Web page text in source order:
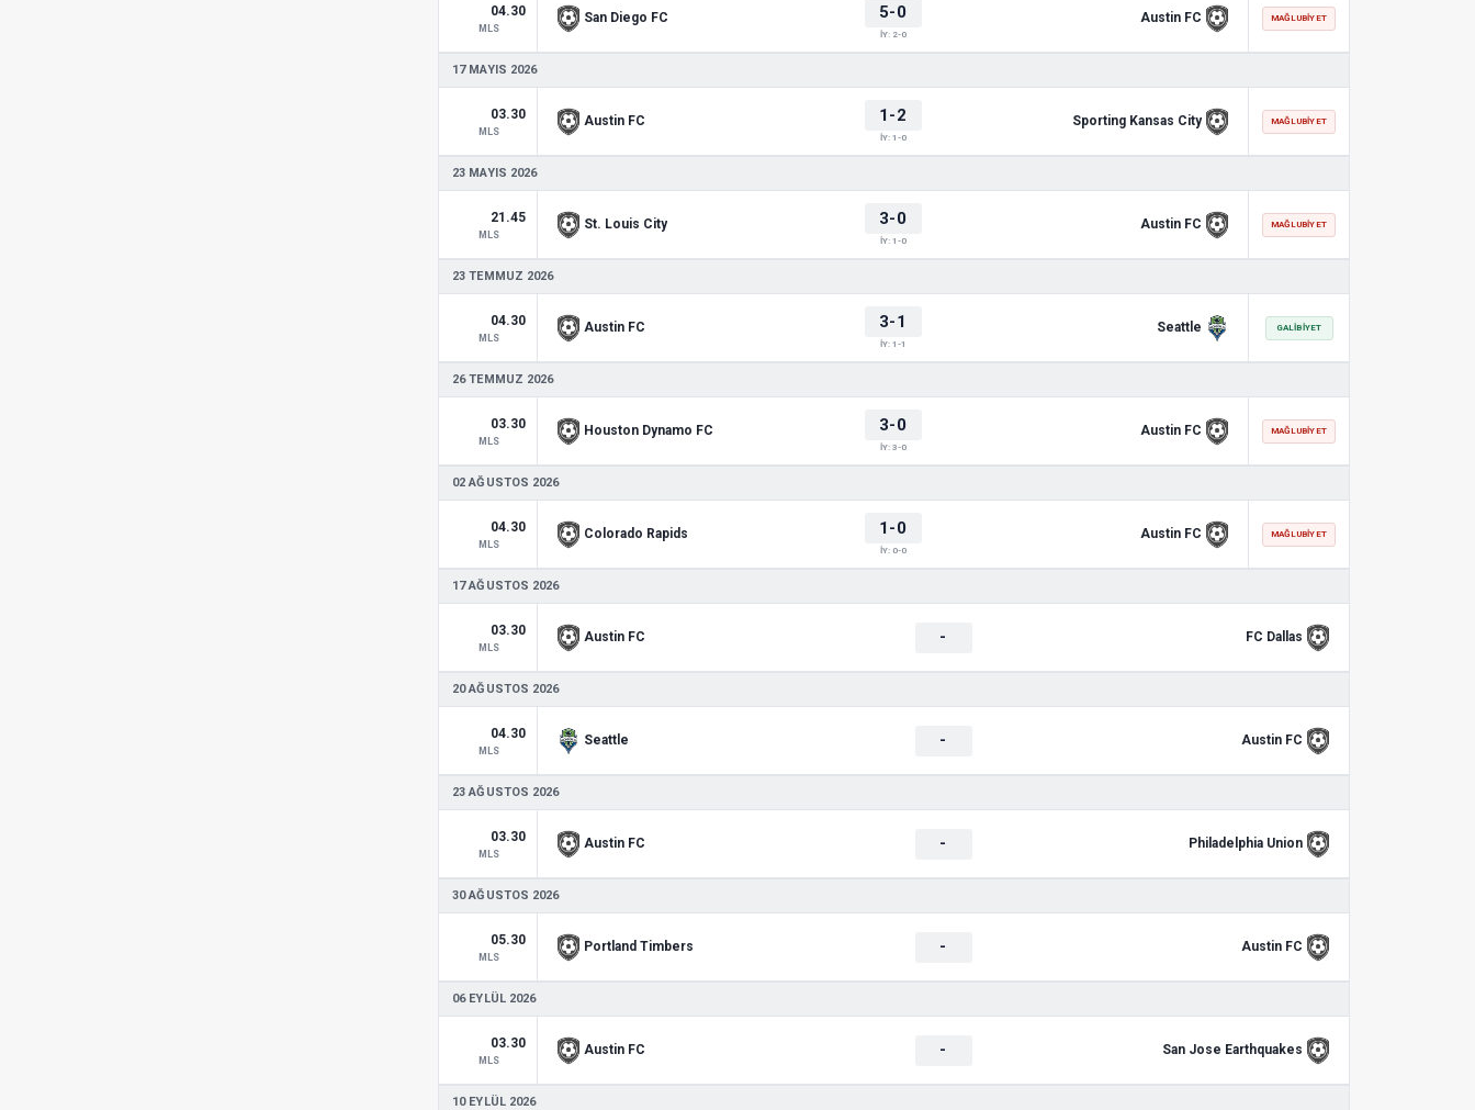
04.30
MLS
San Diego FC 5-0
İY: 2-0
Austin FC MAĞLUBIYET
17 MAYIS 2026
03.30
MLS
Austin FC 1-2
İY: 1-0
Sporting Kansas City MAĞLUBIYET
23 MAYIS 2026
21.45
MLS
St. Louis City 3-0
İY: 1-0
Austin FC MAĞLUBIYET
23 TEMMUZ 2026
04.30
MLS
Austin FC 3-1
İY: 1-1
Seattle GALIBIYET
26 TEMMUZ 2026
03.30
MLS
Houston Dynamo FC 3-0
İY: 3-0
Austin FC MAĞLUBIYET
02 AĞUSTOS 2026
04.30
MLS
Colorado Rapids 1-0
İY: 0-0
Austin FC MAĞLUBIYET
17 AĞUSTOS 2026
03.30
MLS
Austin FC - FC Dallas
20 AĞUSTOS 2026
04.30
MLS
Seattle - Austin FC
23 AĞUSTOS 2026
03.30
MLS
Austin FC - Philadelphia Union
30 AĞUSTOS 2026
05.30
MLS
Portland Timbers - Austin FC
06 EYLÜL 2026
03.30
MLS
Austin FC - San Jose Earthquakes
10 EYLÜL 2026